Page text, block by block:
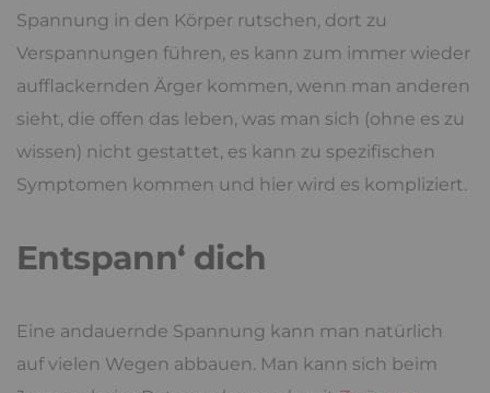
Spannung in den Körper rutschen, dort zu
Verspannungen führen, es kann zum immer wieder
aufflackernden Ärger kommen, wenn man anderen
sieht, die offen das leben, was man sich (ohne es zu
wissen) nicht gestattet, es kann zu spezifischen
Symptomen kommen und hier wird es kompliziert.
Entspann‘ dich
Eine andauernde Spannung kann man natürlich
auf vielen Wegen abbauen. Man kann sich beim